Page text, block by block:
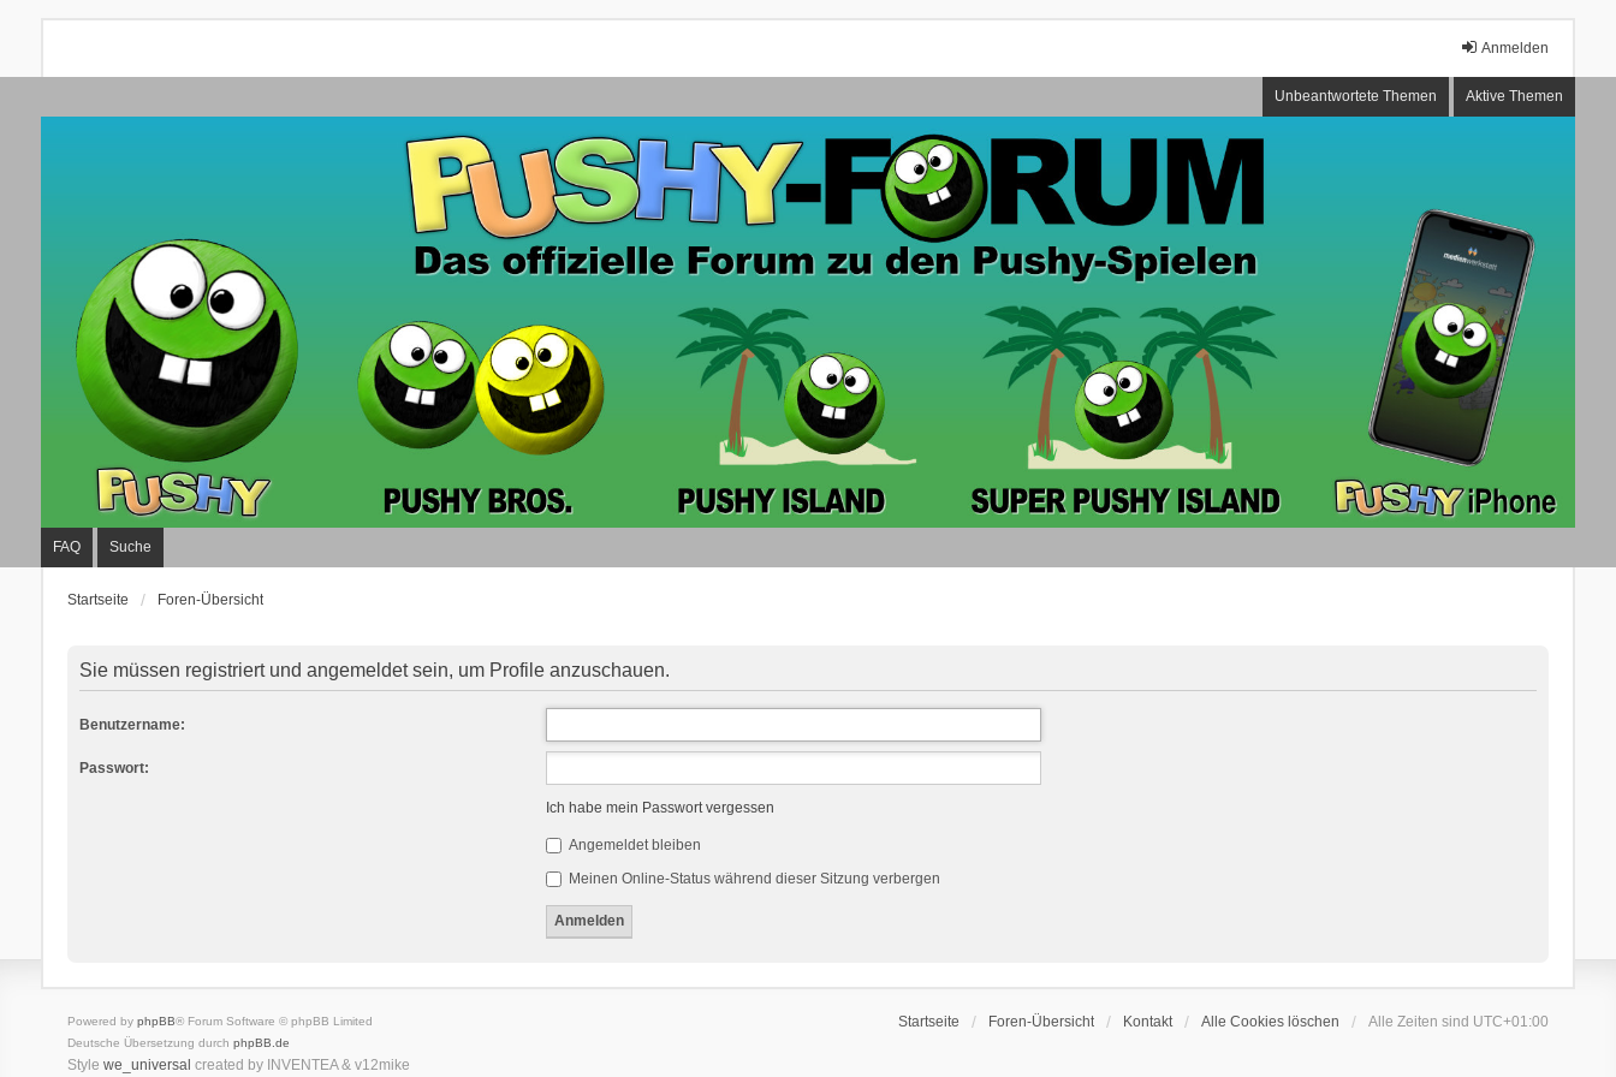
Anmelden
Unbeantwortete Themen Aktive Themen
FAQ Suche
Startseite Foren-Übersicht
Sie müssen registriert und angemeldet sein, um Profile anzuschauen.
Benutzername:
Passwort:
Ich habe mein Passwort vergessen
Angemeldet bleiben
Meinen Online-Status während dieser Sitzung verbergen
Startseite Foren-Übersicht Kontakt Alle Cookies löschen Alle Zeiten sind UTC+01:00
Powered by phpBB® Forum Software © phpBB Limited
Deutsche Übersetzung durch phpBB.de
Style we_universal created by INVENTEA & v12mike